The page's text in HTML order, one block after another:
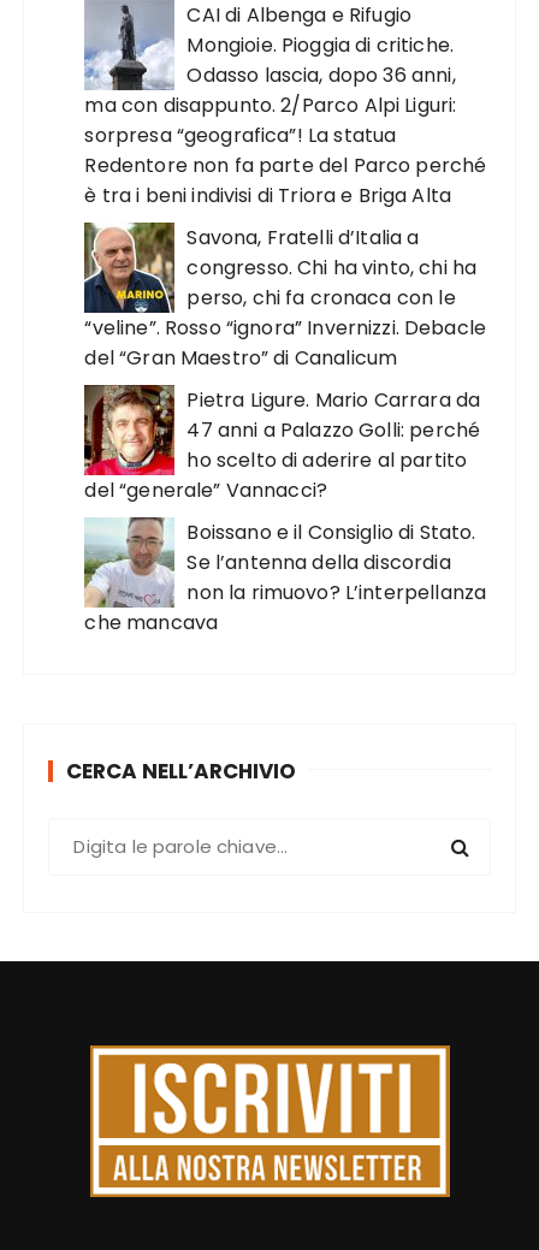
CAI di Albenga e Rifugio
Mongioie. Pioggia di critiche.
Odasso lascia, dopo 36 anni,
ma con disappunto. 2/Parco Alpi Liguri:
sorpresa “geografica”! La statua
Redentore non fa parte del Parco perché
è tra i beni indivisi di Triora e Briga Alta
Savona, Fratelli d’Italia a
congresso. Chi ha vinto, chi ha
perso, chi fa cronaca con le
“veline”. Rosso “ignora” Invernizzi. Debacle
del “Gran Maestro” di Canalicum
Pietra Ligure. Mario Carrara da
47 anni a Palazzo Golli: perché
ho scelto di aderire al partito
del “generale” Vannacci?
Boissano e il Consiglio di Stato.
Se l’antenna della discordia
non la rimuovo? L’interpellanza
che mancava
CERCA NELL’ARCHIVIO